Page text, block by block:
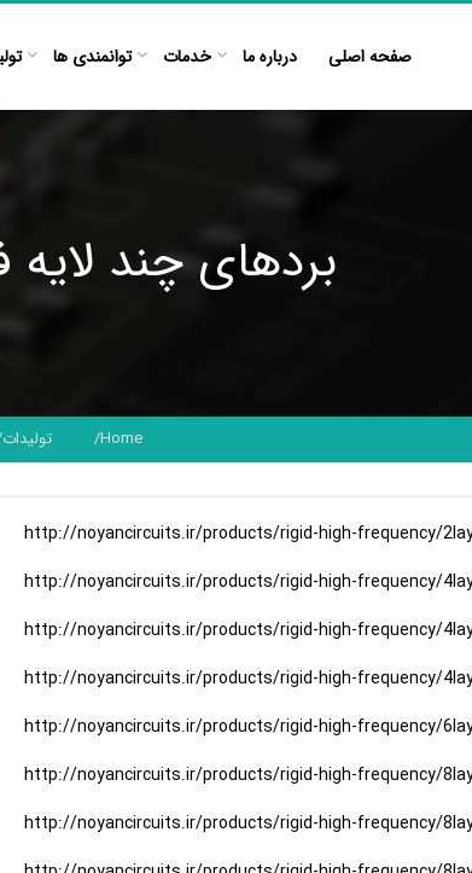
صفحه اصلی درباره ما خدمات توانمندی ها
بردهای چند لایه
Home تولیدات
http://noyancircuits.ir/products/rigid-high-frequency/
http://noyancircuits.ir/products/rigid-high-frequency/
http://noyancircuits.ir/products/rigid-high-frequency/
http://noyancircuits.ir/products/rigid-high-frequency/
http://noyancircuits.ir/products/rigid-high-frequency/
http://noyancircuits.ir/products/rigid-high-frequency/
http://noyancircuits.ir/products/rigid-high-frequency/